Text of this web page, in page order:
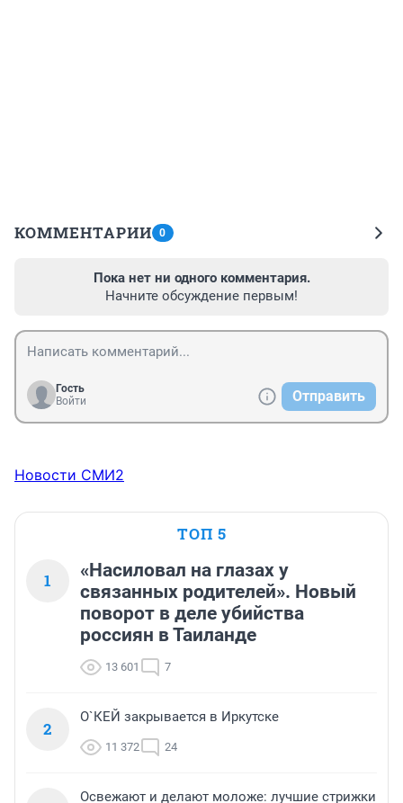
КОММЕНТАРИИ 0
Пока нет ни одного комментария.
Начните обсуждение первым!
Гость
Войти
Отправить
Новости СМИ2
ТОП 5
1
«Насиловал на глазах у
связанных родителей». Новый
поворот в деле убийства
россиян в Таиланде
13 601 7
2
О`КЕЙ закрывается в Иркутске
11 372 24
Освежают и делают моложе: лучшие стрижки